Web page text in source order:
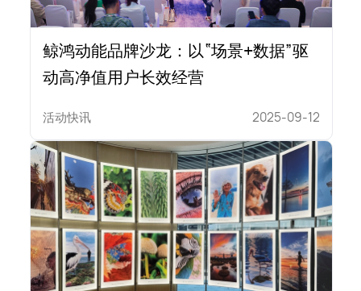
鲸鸿动能品牌沙龙：以“场景+数据”驱
动高净值用户长效经营
活动快讯 2025-09-12